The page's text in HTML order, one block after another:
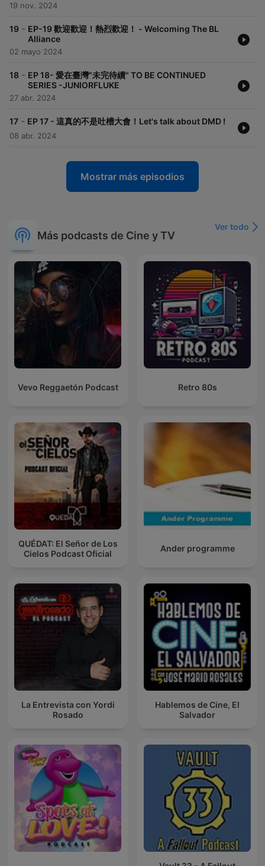
19 nov. 2024
19 - EP-19 歡迎歡迎！熱烈歡迎！ - Welcoming The BL
Alliance
02 mayo 2024
18 - EP 18- 愛在臺灣"未完待續" TO BE CONTINUED
SERIES -JUNIORFLUKE
27 abr. 2024
17 - EP 17 - 這真的不是吐槽大會！Let's talk about DMD !
08 abr. 2024
Mostrar más episodios
Más podcasts de Cine y TV
Ver todo
Vevo Reggaetón Podcast Retro 80s
QUÉDAT: El Señor de Los
Cielos Podcast Oficial
Ander programme
La Entrevista con Yordi
Rosado
Hablemos de Cine, El
Salvador